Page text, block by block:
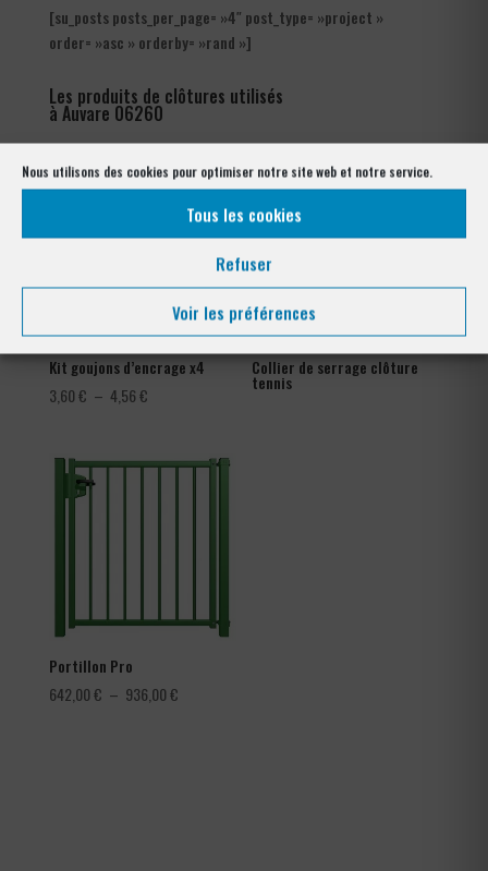
Nous utilisons des cookies pour optimiser notre site web et notre service.
Tous les cookies
Refuser
Voir les préférences
[su_posts posts_per_page= »4″ post_type= »project »
order= »asc » orderby= »rand »]
Les produits de clôtures utilisés
à Auvare 06260
Kit goujons d’encrage x4
3,60€ – 4,56€Plage
3,60 €
Collier de serrage clôture
tennis
Portillon Pro
642,00€ – 936,00€Plage